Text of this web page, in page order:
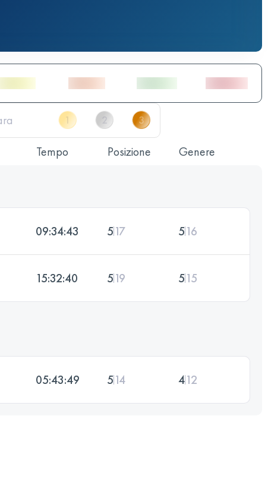
Tempo Posizione Genere
09:34:43 517 516
15:32:40 519 515
05:43:49 514 412